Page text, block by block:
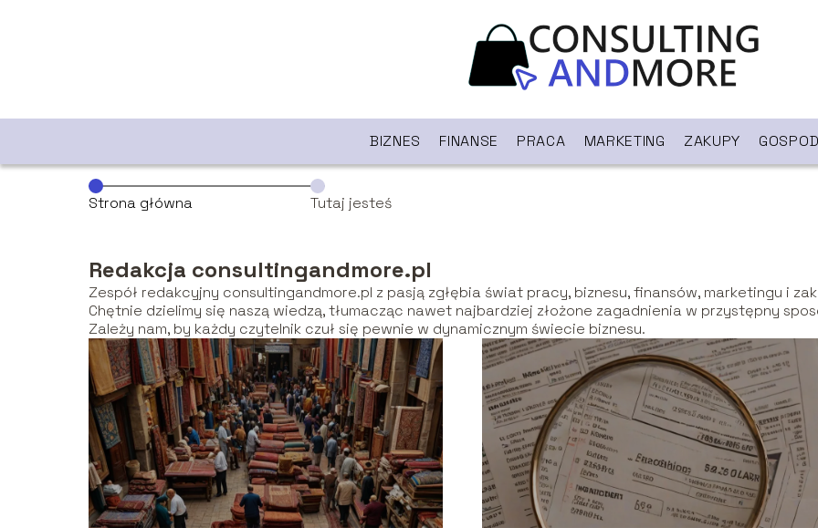
BIZNES FINANSE PRACA MARKETING ZAKUPY
Strona główna Tutaj jesteś
Redakcja consultingandmore.pl
Zespół redakcyjny consultingandmore.pl z pasją zgłębia świat pracy, biznesu, finansów, marketingu i
Chętnie dzielimy się naszą wiedzą, tłumacząc nawet najbardziej złożone zagadnienia w przystępny
Zależy nam, by każdy czytelnik czuł się pewnie w dynamicznym świecie biznesu.